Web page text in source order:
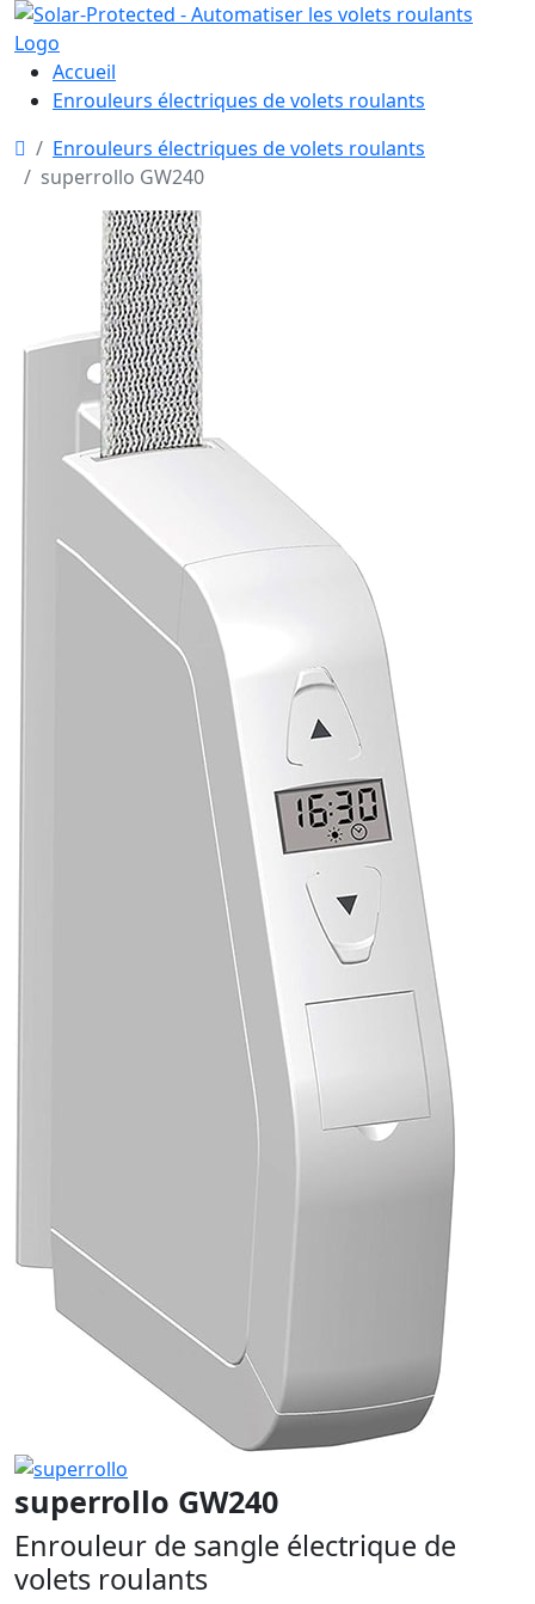
Accueil
Enrouleurs électriques de volets roulants
Enrouleurs électriques de volets roulants
superrollo GW240
superrollo GW240
Enrouleur de sangle électrique de
volets roulants